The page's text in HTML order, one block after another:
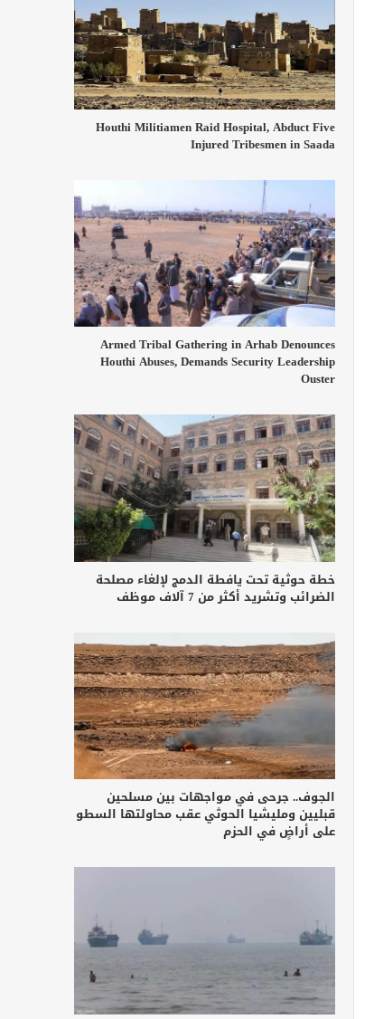
Houthi Militiamen Raid Hospital, Abduct Five
Injured Tribesmen in Saada
Armed Tribal Gathering in Arhab Denounces
Houthi Abuses, Demands Security Leadership
Ouster
خطة حوثية تحت يافطة الدمج لإلغاء مصلحة
الضرائب وتشريد أكثر من 7 آلاف موظف
الجوف.. جرحى في مواجهات بين مسلحين
قبليين ومليشيا الحوثي عقب محاولتها السطو
على أراضٍ في الحزم